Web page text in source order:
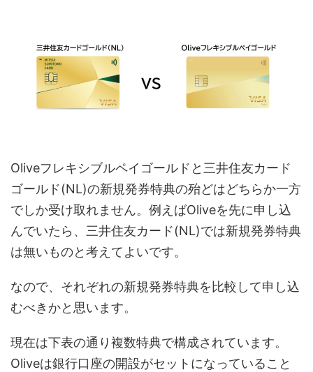
Oliveフレキシブルペイゴールドと三井住友カード
ゴールド(NL)の新規発券特典の殆どはどちらか一方
でしか受け取れません。例えばOliveを先に申し込
んでいたら、三井住友カード(NL)では新規発券特典
は無いものと考えてよいです。
なので、それぞれの新規発券特典を比較して申し込
むべきかと思います。
現在は下表の通り複数特典で構成されています。
Oliveは銀行口座の開設がセットになっていること